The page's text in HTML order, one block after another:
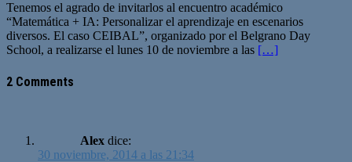
Tenemos el agrado de invitarlos al encuentro académico
“Matemática + IA: Personalizar el aprendizaje en escenarios
diversos. El caso CEIBAL”, organizado por el Belgrano Day
School, a realizarse el lunes 10 de noviembre a las […]
2 Comments
Alex dice:
30 noviembre, 2014 a las 21:34